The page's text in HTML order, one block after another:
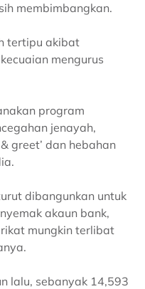
membimbangkan.
tertipu akibat
mengurus
program
jenayah,
greet’ dan hebahan
dibangunkan untuk
akaun bank,
mungkin terlibat
lalu, sebanyak 14,593